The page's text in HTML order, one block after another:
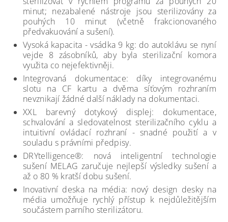
minut; nezabalené nástroje jsou sterilizovány za
pouhých 10 minut (včetně frakcionovaného
předvakuování a sušení).
Vysoká kapacita - vsádka 9 kg: do autoklávu se nyní
vejde 8 zásobníků, aby byla sterilizační komora
využita co nejefektivněji.
Integrovaná dokumentace: díky integrovanému
slotu na CF kartu a dvěma síťovým rozhraním
nevznikají žádné další náklady na dokumentaci.
XXL barevný dotykový displej: dokumentace,
schvalování a sledovatelnost sterilizačního cyklu a
intuitivní ovládací rozhraní - snadné použití a v
souladu s právními předpisy.
DRYtelligence®: nová inteligentní technologie
sušení MELAG zaručuje nejlepší výsledky sušení a
až o 80 % kratší dobu sušení.
Inovativní deska na média: nový design desky na
média umožňuje rychlý přístup k nejdůležitějším
součástem parního sterilizátoru.